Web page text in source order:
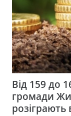
Від 159 до
громади
розіграють